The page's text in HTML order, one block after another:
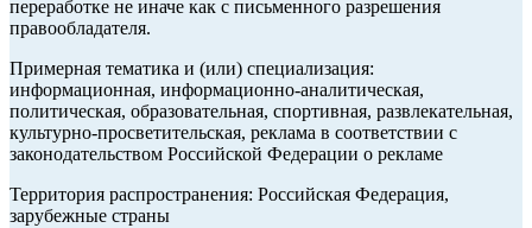
переработке не иначе как с письменного разрешения
правообладателя.
Примерная тематика и (или) специализация:
информационная, информационно-аналитическая,
политическая, образовательная, спортивная, развлекательная,
культурно-просветительская, реклама в соответствии с
законодательством Российской Федерации о рекламе
Территория распространения: Российская Федерация,
зарубежные страны